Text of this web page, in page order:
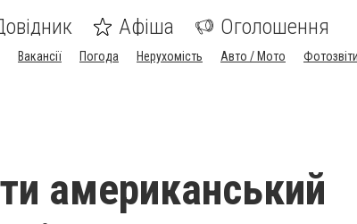
Афіша Оголошення
Вакансії Погода Нерухомість Авто / Мото Фотозвіти
американський